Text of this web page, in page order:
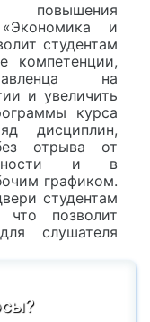
и
студентам
компетенции,
на
и увеличить
курса
дисциплин,
отрыва от
и в
графиком.
студентам
позволит
слушателя